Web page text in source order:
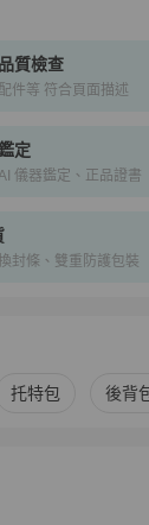
、安心購檢驗流
質檢查
件等 符合頁面描述
定
儀器鑑定、正品證書
封條、雙重防護包裝
薦
托特包 後背